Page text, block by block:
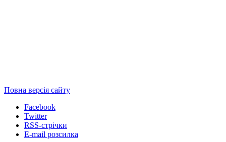
Повна версія сайту
Facebook
Twitter
RSS-стрічки
E-mail розсилка